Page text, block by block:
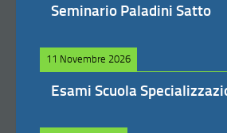
Seminario Paladini Satto
11 Novembre 2026
Esami Scuola